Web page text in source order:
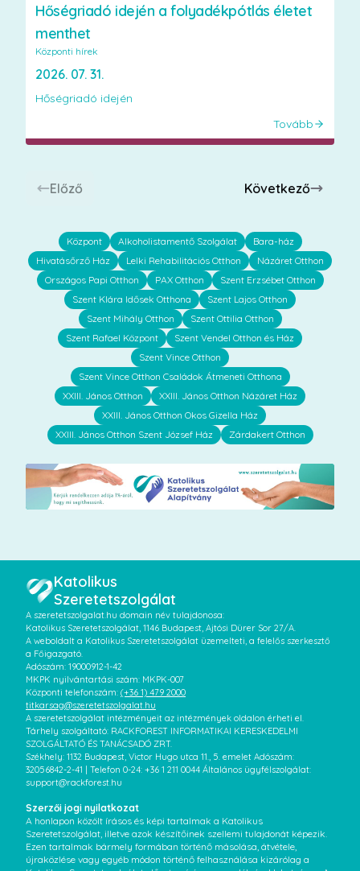
Hőségriadó idején a folyadékpótlás életet
menthet
Központi hírek
2026. 07. 31.
Hőségriadó idején
Tovább
Előző Következő
Központ Alkoholistamentő Szolgálat
Bara-ház
Hivatásőrző Ház
Lelki Rehabilitációs Otthon
Názáret Otthon
Országos Papi Otthon
PAX Otthon
Szent Erzsébet Otthon
Szent Klára Idősek Otthona
Szent Lajos Otthon
Szent Mihály Otthon
Szent Ottilia Otthon
Szent Rafael Központ
Szent Vendel Otthon és Ház
Szent Vince Otthon
Szent Vince Otthon Családok Átmeneti Otthona
XXIII. János Otthon
XXIII. János Otthon Názáret Ház
XXIII. János Otthon Okos Gizella Ház
XXIII. János Otthon Szent József Ház
Zárdakert Otthon
Katolikus
Szeretetszolgálat
A szeretetszolgalat.hu domain név tulajdonosa:
Katolikus Szeretetszolgálat, 1146 Budapest, Ajtósi Dürer Sor 27/A.
A weboldalt a Katolikus Szeretetszolgálat üzemelteti, a felelős szerkesztő
a Főigazgató.
Adószám: 19000912-1-42
MKPK nyilvántartási szám: MKPK-007
Központi telefonszám: (+36 1) 479 2000
titkarsag@szeretetszolgalat.hu
A szeretetszolgálat intézményeit az intézmények oldalon érheti el.
Tárhely szolgáltató: RACKFOREST INFORMATIKAI KERESKEDELMI
SZOLGÁLTATÓ ÉS TANÁCSADÓ ZRT.
Székhely: 1132 Budapest, Victor Hugo utca 11., 5. emelet Adószám:
32056842-2-41 | Telefon 0-24: +36 1 211 0044 Általános ügyfélszolgálat:
support@rackforest.hu
Szerzői jogi nyilatkozat
A honlapon közölt írásos és képi tartalmak a Katolikus
Szeretetszolgálat, illetve azok készítőinek szellemi tulajdonát képezik.
Ezen tartalmak bármely formában történő másolása, átvétele,
újraközlése vagy egyéb módon történő felhasználása kizárólag a